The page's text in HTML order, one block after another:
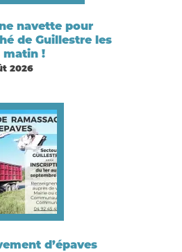
navette pour
de Guillestre les
matin !
2026
d’épaves